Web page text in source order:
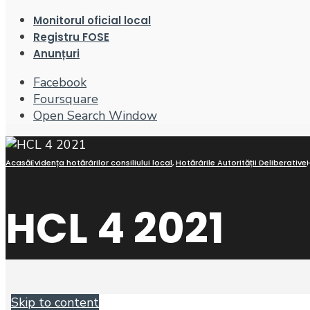
Monitorul oficial local
Registru FOSE
Anunțuri
Facebook
Foursquare
Open Search Window
AcasăEvidența hotărârilor consiliului local,Hotărârile Autorității Deliberative
HCL 4 2021